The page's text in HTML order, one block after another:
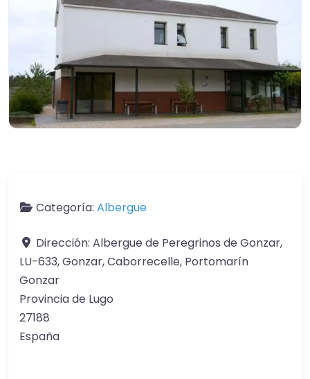
Categoría: Albergue
Dirección: Albergue de Peregrinos de Gonzar,
LU-633, Gonzar, Caborrecelle, Portomarín
Gonzar
Provincia de Lugo
27188
España